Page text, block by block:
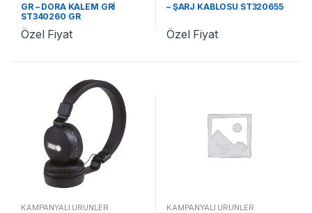
GR – DORA KALEM GRİ
ST340260 GR
Özel Fiyat
– ŞARJ KABLOSU ST320655
Özel Fiyat
KAMPANYALI ÜRÜNLER KAMPANYALI ÜRÜNLER